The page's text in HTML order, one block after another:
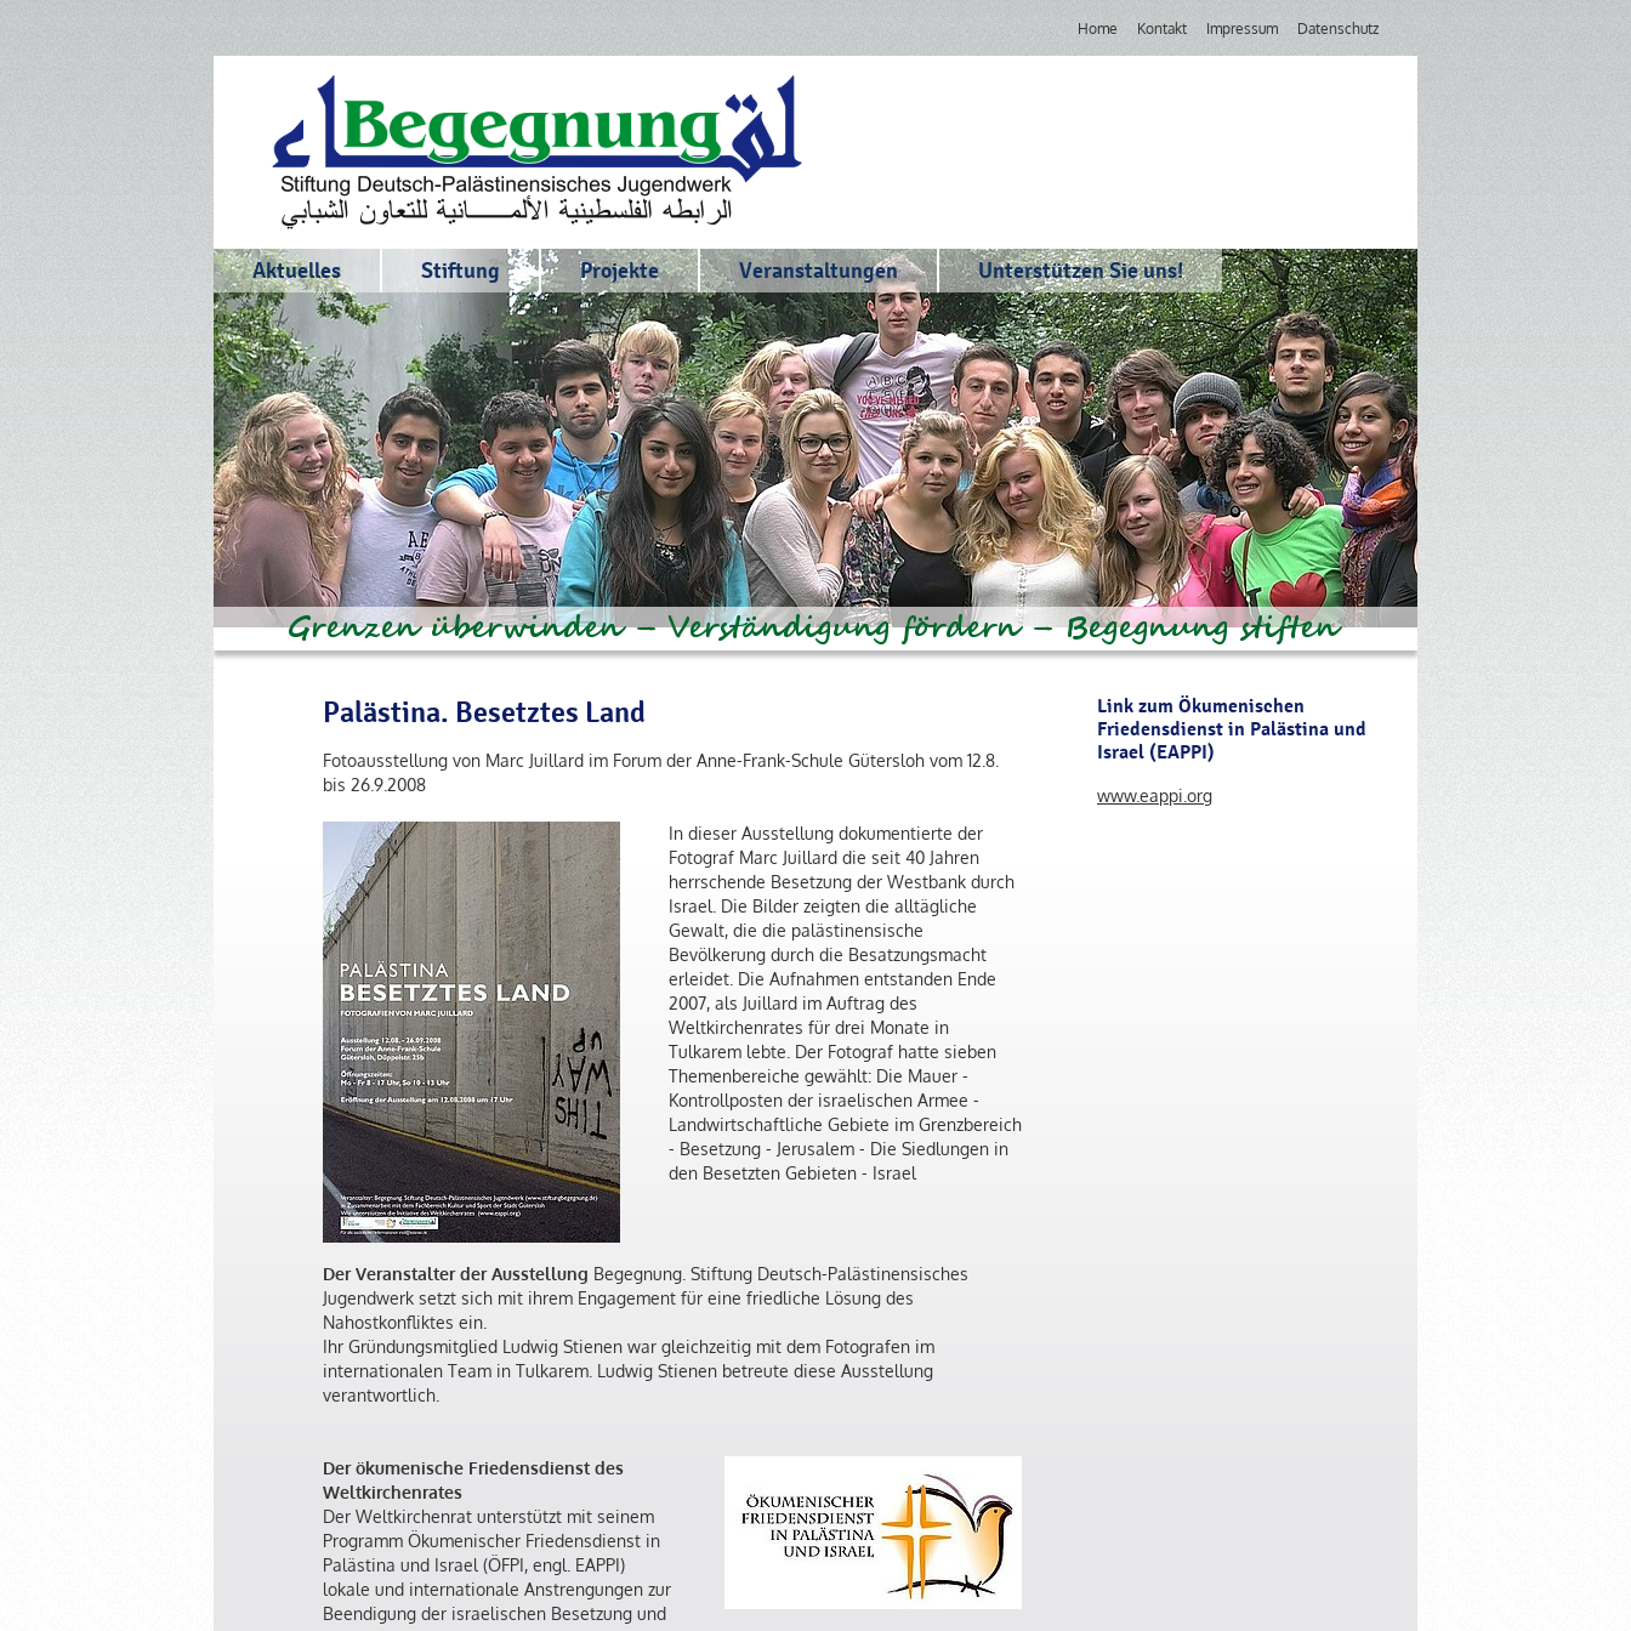
Home Kontakt Impressum Datenschutz
Aktuelles Stiftung Projekte Veranstaltungen Unterstützen Sie uns!
Palästina. Besetztes Land
Fotoausstellung von Marc Juillard im Forum der Anne-Frank-Schule Gütersloh vom 12.8.
bis 26.9.2008
In dieser Ausstellung dokumentierte der
Fotograf Marc Juillard die seit 40 Jahren
herrschende Besetzung der Westbank durch
Israel. Die Bilder zeigten die alltägliche
Gewalt, die die palästinensische
Bevölkerung durch die Besatzungsmacht
erleidet. Die Aufnahmen entstanden Ende
2007, als Juillard im Auftrag des
Weltkirchenrates für drei Monate in
Tulkarem lebte. Der Fotograf hatte sieben
Themenbereiche gewählt: Die Mauer -
Kontrollposten der israelischen Armee -
Landwirtschaftliche Gebiete im Grenzbereich
- Besetzung - Jerusalem - Die Siedlungen in
den Besetzten Gebieten - Israel
Der Veranstalter der Ausstellung Begegnung. Stiftung Deutsch-Palästinensisches
Jugendwerk setzt sich mit ihrem Engagement für eine friedliche Lösung des
Nahostkonfliktes ein.
Ihr Gründungsmitglied Ludwig Stienen war gleichzeitig mit dem Fotografen im
internationalen Team in Tulkarem. Ludwig Stienen betreute diese Ausstellung
verantwortlich.
Der ökumenische Friedensdienst des
Weltkirchenrates
Der Weltkirchenrat unterstützt mit seinem
Programm Ökumenischer Friedensdienst in
Palästina und Israel (ÖFPI, engl. EAPPI)
lokale und internationale Anstrengungen zur
Beendigung der israelischen Besetzung und
Link zum Ökumenischen
Friedensdienst in Palästina und
Israel (EAPPI)
www.eappi.org